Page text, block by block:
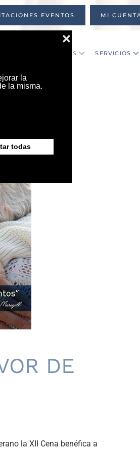
EVENTOS MI
NOTICIAS SERVICIOS
DE
la XII Cena benéfica a